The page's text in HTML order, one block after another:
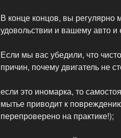
В конце концов, вы регулярно
удовольствии и вашему авто и
Если мы вас убедили, что
причин, почему двигатель не
если это иномарка, то
мытье приводит к
перепроверено на практике!);